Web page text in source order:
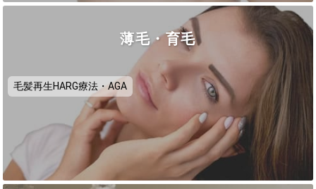
薄毛・育毛
毛髪再生HARG療法・AGA